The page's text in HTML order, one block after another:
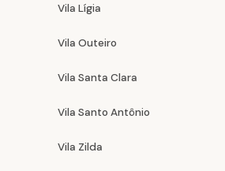
Vila Lígia
Vila Outeiro
Vila Santa Clara
Vila Santo Antônio
Vila Zilda